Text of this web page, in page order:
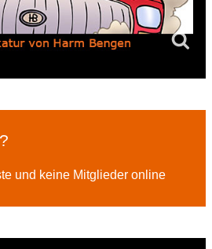
und keine Mitglieder online